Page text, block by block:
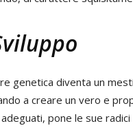
genetica diventa un
a creare un vero e
pone le sue